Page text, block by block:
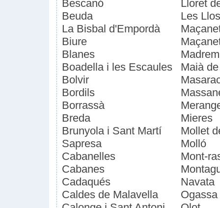
Bescanó
Beuda
La Bisbal d'Empordà
Biure
Blanes
Boadella i les Escaules
Bolvir
Bordils
Borrassà
Breda
Brunyola i Sant Martí
Sapresa
Cabanelles
Cabanes
Cadaqués
Caldes de Malavella
Lloret
Les
Maià
Mieres
Mollet
Molló
Mont-
Navata
Ogassa